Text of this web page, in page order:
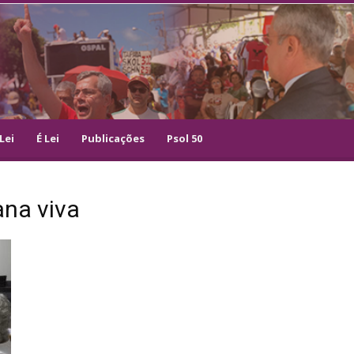
É Lei Publicações Psol 50
viva